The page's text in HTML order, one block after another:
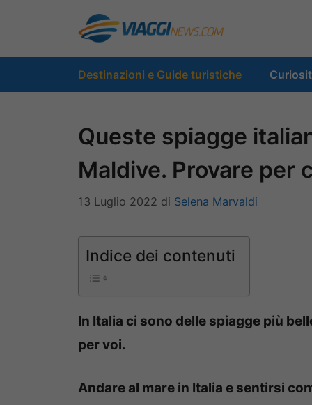
contenuto
Destinazioni e Guide turistiche
Queste spiagge
Maldive. Provare per
13 Luglio 2022 di Selena Marvaldi
Indice dei contenuti
In Italia ci sono delle spiagge più
per voi.
Andare al mare in Italia e sentirsi